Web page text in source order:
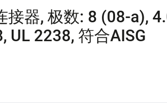
接器, 极数: 8 (08-a),
UL 2238, 符合AISG